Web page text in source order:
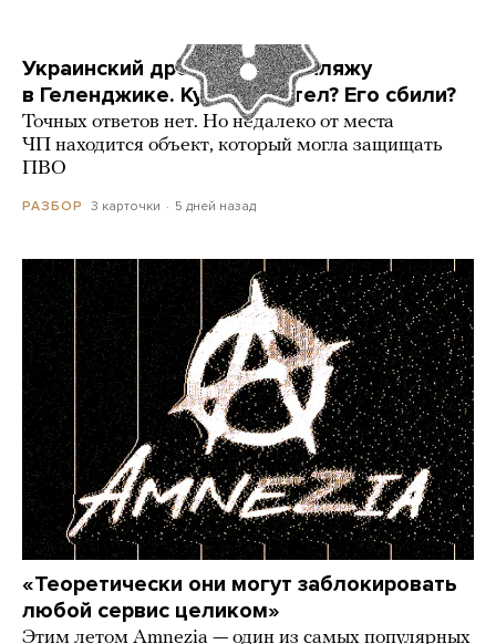
Украинский дрон попал по пляжу
в Геленджике. Куда он летел? Его сбили?
Точных ответов нет. Но недалеко от места
ЧП находится объект, который могла защищать
ПВО
РАЗБОР 3 карточки 5 дней назад
«Теоретически они могут заблокировать
любой сервис целиком»
Этим летом Amnezia — один из самых популярных